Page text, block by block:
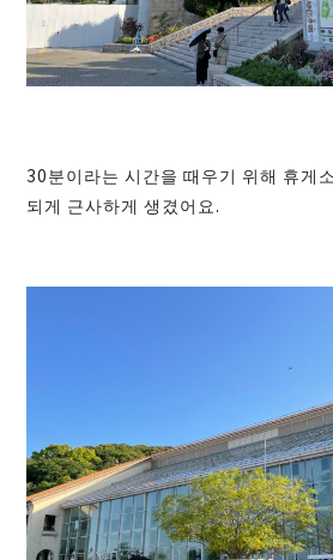
30분이라는 시간을 때우기 위해 휴게
되게 근사하게 생겼어요.